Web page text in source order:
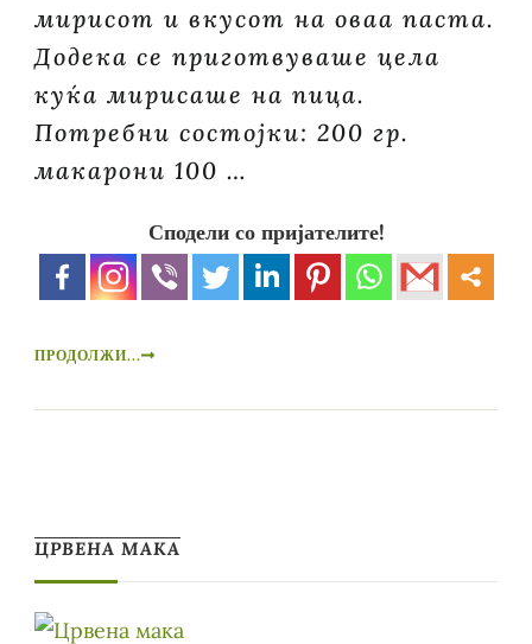
мирисот и вкусот на оваа паста.
Додека се приготвуваше цела
куќа мирисаше на пица.
Потребни состојки: 200 гр.
макарони 100 …
Сподели со пријателите!
ПРОДОЛЖИ...
ЦРВЕНА МАКА